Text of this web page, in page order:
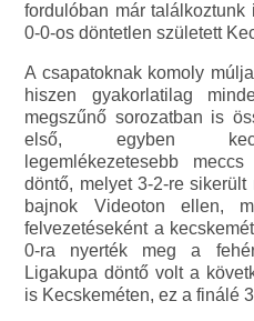
fordulóban már
0-0-os döntetlen született
A csapatoknak komoly
hiszen gyakorlatilag
megszűnő sorozatban is
első, egyben
legemlékezetesebb
döntő, melyet 3-2-re
bajnok Videoton ellen,
felvezetéseként a
0-ra nyerték meg a
Ligakupa döntő volt a
is Kecskeméten, ez a finálé